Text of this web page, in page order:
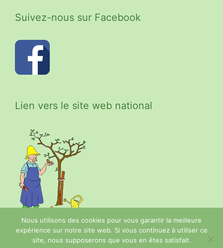
Suivez-nous sur Facebook
Lien vers le site web national
Nous utilisons des cookies pour vous garantir la meilleure
expérience sur notre site web. Si vous continuez à utiliser ce
site, nous supposerons que vous en êtes satisfait.